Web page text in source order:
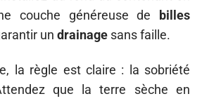
couche généreuse de
billes
un drainage sans faille.
la règle est claire : la sobriété
que la terre sèche en